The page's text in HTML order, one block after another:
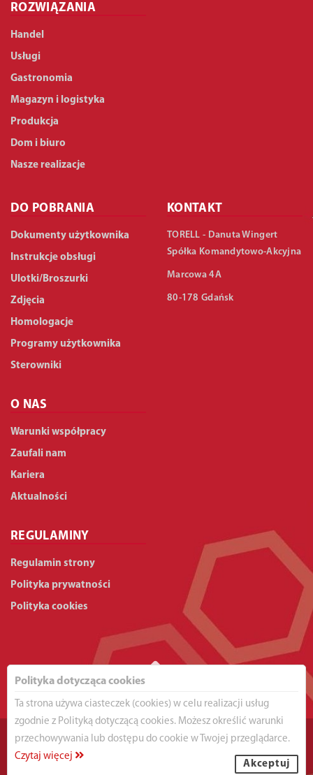
ROZWIĄZANIA
Handel
Usługi
Gastronomia
Magazyn i logistyka
Produkcja
Dom i biuro
Nasze realizacje
DO POBRANIA
Dokumenty użytkownika
Instrukcje obsługi
Ulotki/Broszurki
Zdjęcia
Homologacje
Programy użytkownika
Sterowniki
O NAS
Warunki współpracy
Zaufali nam
Kariera
Aktualności
REGULAMINY
Regulamin strony
Polityka prywatności
Polityka cookies
KONTAKT
TORELL - Danuta Wingert
Spółka Komandytowo-Akcyjna
Marcowa 4A
80-178 Gdańsk
©2025 Created by INPROX| INPROX SOFTWARE. All Rights
Reserved.
Polityka dotycząca cookies
Ta strona używa ciasteczek (cookies) w celu realizacji usług
zgodnie z Polityką dotyczącą cookies. Możesz określić warunki
przechowywania lub dostępu do cookie w Twojej przeglądarce.
Czytaj więcej
Akceptuj